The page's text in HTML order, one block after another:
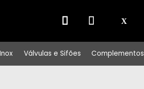
Válvulas e Sifões Complementos